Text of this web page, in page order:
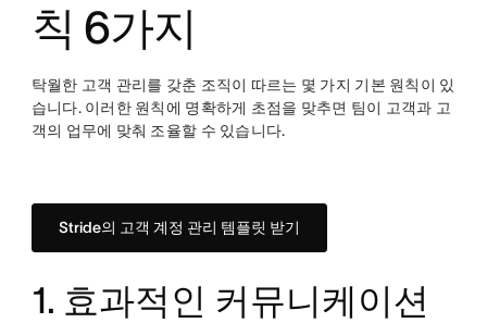
칙 6가지
탁월한 고객 관리를 갖춘 조직이 따르는 몇 가지 기본 원칙이 있
습니다. 이러한 원칙에 명확하게 초점을 맞추면 팀이 고객과 고
객의 업무에 맞춰 조율할 수 있습니다.
Stride의 고객 계정 관리 템플릿 받기
1. 효과적인 커뮤니케이션